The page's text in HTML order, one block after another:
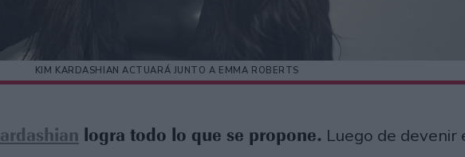
KIM KARDASHIAN ACTUARÁ JUNTO A EMMA ROBERTS
logra todo lo que se propone. Luego de devenir